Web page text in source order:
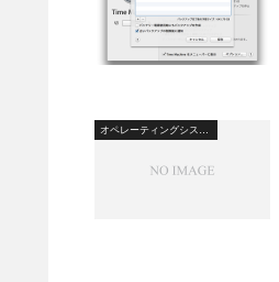
オペレーティングシステム